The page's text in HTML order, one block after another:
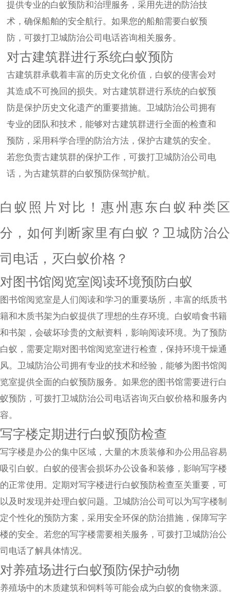
提供专业的白蚁预防和治理服务，采用先进的防治技
术，确保船舶的安全航行。如果您的船舶需要白蚁预
防，可拨打卫城防治公司电话咨询相关服务。
对古建筑群进行系统白蚁预防
古建筑群承载着丰富的历史文化价值，白蚁的侵害会对
其造成不可挽回的损失。对古建筑群进行系统的白蚁预
防是保护历史文化遗产的重要措施。卫城防治公司拥有
专业的团队和技术，能够对古建筑群进行全面的检查和
预防，采用科学合理的防治方法，保护古建筑的安全。
若您负责古建筑群的保护工作，可拨打卫城防治公司电
话，为古建筑群的白蚁预防保驾护航。
白蚁照片对比！惠州惠东白蚁种类区
分，如何判断家里有白蚁？卫城防治公
司电话，灭白蚁价格？
对图书馆阅览室阅读环境预防白蚁
图书馆阅览室是人们阅读和学习的重要场所，丰富的纸质书
籍和木质书架为白蚁提供了理想的生存环境。白蚁啃食书籍
和书架，会破坏珍贵的文献资料，影响阅读环境。为了预防
白蚁，需要定期对图书馆阅览室进行检查，保持环境干燥通
风。卫城防治公司拥有专业的技术和经验，能够为图书馆阅
览室提供全面的白蚁预防服务。如果您的图书馆需要进行白
蚁预防，可拨打卫城防治公司电话咨询灭白蚁价格和服务内
容。
写字楼定期进行白蚁预防检查
写字楼是办公的集中区域，大量的木质装修和办公用品容易
吸引白蚁。白蚁的侵害会损坏办公设备和装修，影响写字楼
的正常使用。定期对写字楼进行白蚁预防检查至关重要，可
以及时发现并处理白蚁问题。卫城防治公司可以为写字楼制
定个性化的预防方案，采用安全环保的防治措施，保障写字
楼的安全。若您的写字楼需要相关服务，可拨打卫城防治公
司电话了解具体情况。
对养殖场进行白蚁预防保护动物
养殖场中的木质建筑和饲料等可能会成为白蚁的食物来源。